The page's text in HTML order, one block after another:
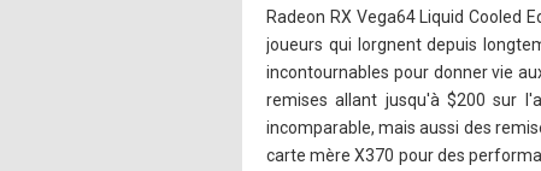
Radeon RX Vega64 Liquid Cooled
joueurs qui lorgnent depuis
incontournables pour donner vie
remises allant jusqu'à $200 sur
incomparable, mais aussi des
carte mère X370 pour des